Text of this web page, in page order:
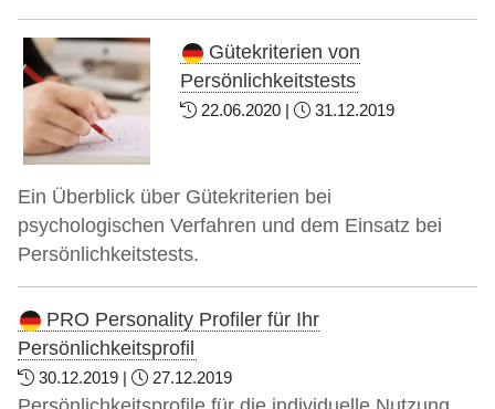
Gütekriterien von
Persönlichkeitstests
22.06.2020 | 31.12.2019
Ein Überblick über Gütekriterien bei
psychologischen Verfahren und dem Einsatz bei
Persönlichkeitstests.
PRO Personality Profiler für Ihr
Persönlichkeitsprofil
30.12.2019 | 27.12.2019